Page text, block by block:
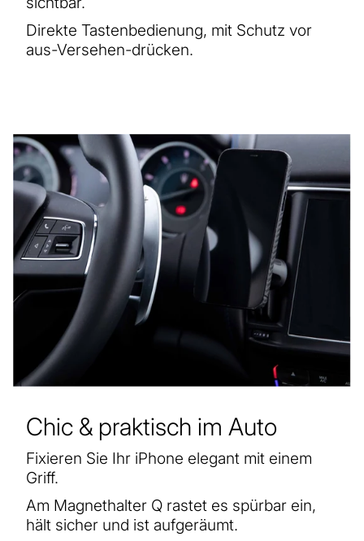
Direkte Tastenbedienung, mit Schutz vor
aus-Versehen-drücken.
Chic & praktisch im Auto
Fixieren Sie Ihr iPhone elegant mit einem
Griff.
Am Magnethalter Q rastet es spürbar ein,
hält sicher und ist aufgeräumt.